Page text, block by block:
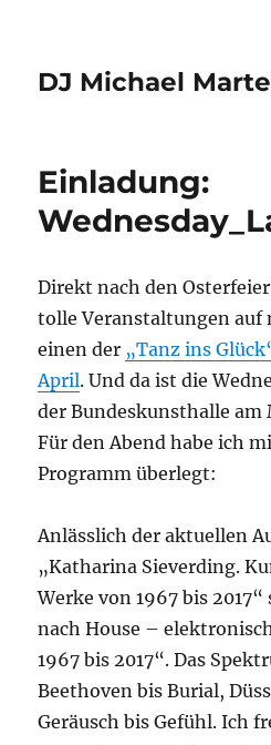
DJ Michael
Einladung:
Direkt nach den
tolle Veranstaltungen auf
einen der „Tanz ins
April. Und da ist die
der Bundeskunsthalle am
Für den Abend habe ich
Programm überlegt:
Anlässlich der aktuellen
„Katharina Sieverding.
Werke von 1967 bis
nach House –
1967 bis 2017“. Das
Beethoven bis Burial,
Geräusch bis Gefühl. Ich